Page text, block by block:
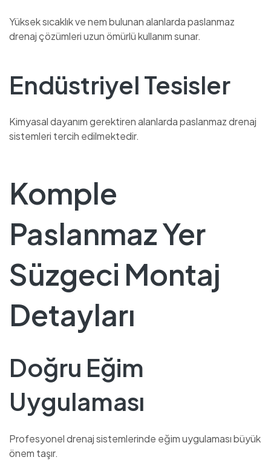
Yüksek sıcaklık ve nem bulunan alanlarda paslanmaz
drenaj çözümleri uzun ömürlü kullanım sunar.
Endüstriyel Tesisler
Kimyasal dayanım gerektiren alanlarda paslanmaz drenaj
sistemleri tercih edilmektedir.
Komple
Paslanmaz Yer
Süzgeci Montaj
Detayları
Doğru Eğim
Uygulaması
Profesyonel drenaj sistemlerinde eğim uygulaması büyük
önem taşır.